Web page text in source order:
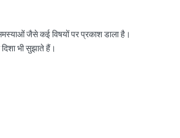
जैसे कई विषयों पर प्रकाश डाला है।
भी सुझाते हैं।